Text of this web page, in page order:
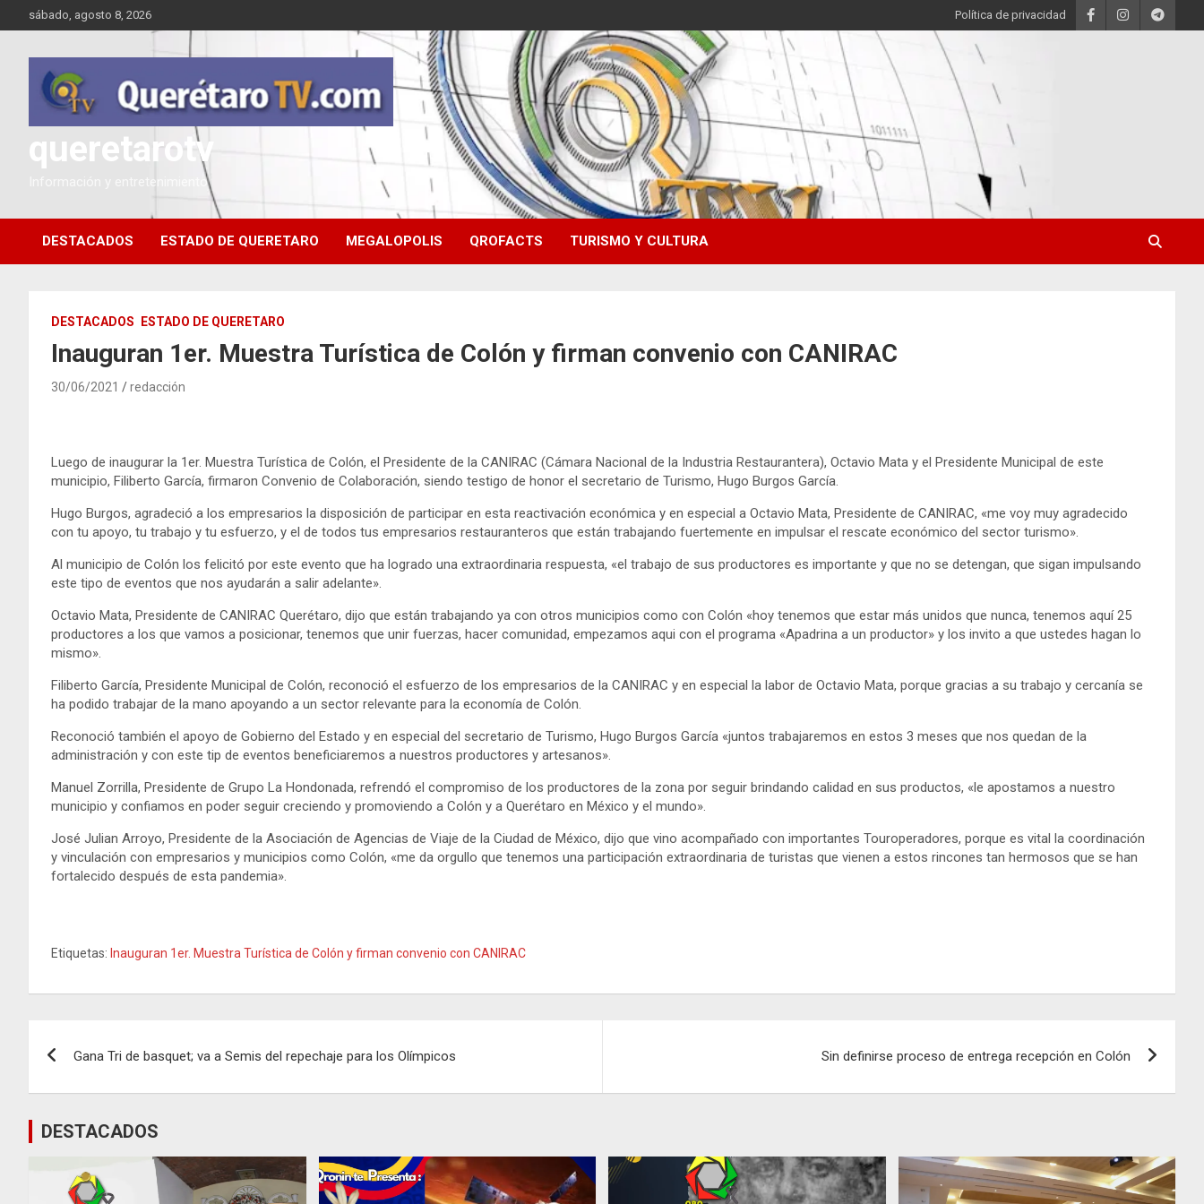
al
sábado, agosto 8, 2026 Política de privacidad
queretarotv
Información y entretenimiento
DESTACADOS ESTADO DE QUERETARO MEGALOPOLIS QROFACTS TURISMO Y CULTURA
DESTACADOS ESTADO DE QUERETARO
Inauguran 1er. Muestra Turística de Colón y firman convenio con CANIRAC
30/06/2021 redacción
Luego de inaugurar la 1er. Muestra Turística de Colón, el Presidente de la CANIRAC (Cámara Nacional de la Industria Restaurantera), Octavio Mata y el Presidente Municipal de este
municipio, Filiberto García, firmaron Convenio de Colaboración, siendo testigo de honor el secretario de Turismo, Hugo Burgos García.
Hugo Burgos, agradeció a los empresarios la disposición de participar en esta reactivación económica y en especial a Octavio Mata, Presidente de CANIRAC, «me voy muy agradecido
con tu apoyo, tu trabajo y tu esfuerzo, y el de todos tus empresarios restauranteros que están trabajando fuertemente en impulsar el rescate económico del sector turismo».
Al municipio de Colón los felicitó por este evento que ha logrado una extraordinaria respuesta, «el trabajo de sus productores es importante y que no se detengan, que sigan impulsando
este tipo de eventos que nos ayudarán a salir adelante».
Octavio Mata, Presidente de CANIRAC Querétaro, dijo que están trabajando ya con otros municipios como con Colón «hoy tenemos que estar más unidos que nunca, tenemos aquí 25
productores a los que vamos a posicionar, tenemos que unir fuerzas, hacer comunidad, empezamos aqui con el programa «Apadrina a un productor» y los invito a que ustedes hagan lo
mismo».
Filiberto García, Presidente Municipal de Colón, reconoció el esfuerzo de los empresarios de la CANIRAC y en especial la labor de Octavio Mata, porque gracias a su trabajo y cercanía se
ha podido trabajar de la mano apoyando a un sector relevante para la economía de Colón.
Reconoció también el apoyo de Gobierno del Estado y en especial del secretario de Turismo, Hugo Burgos García «juntos trabajaremos en estos 3 meses que nos quedan de la
administración y con este tip de eventos beneficiaremos a nuestros productores y artesanos».
Manuel Zorrilla, Presidente de Grupo La Hondonada, refrendó el compromiso de los productores de la zona por seguir brindando calidad en sus productos, «le apostamos a nuestro
municipio y confiamos en poder seguir creciendo y promoviendo a Colón y a Querétaro en México y el mundo».
José Julian Arroyo, Presidente de la Asociación de Agencias de Viaje de la Ciudad de México, dijo que vino acompañado con importantes Touroperadores, porque es vital la coordinación
y vinculación con empresarios y municipios como Colón, «me da orgullo que tenemos una participación extraordinaria de turistas que vienen a estos rincones tan hermosos que se han
fortalecido después de esta pandemia».
Etiquetas: Inauguran 1er. Muestra Turística de Colón y firman convenio con CANIRAC
entradas
Gana Tri de basquet; va a Semis del repechaje para los Olímpicos Sin definirse proceso de entrega recepción en Colón
DESTACADOS